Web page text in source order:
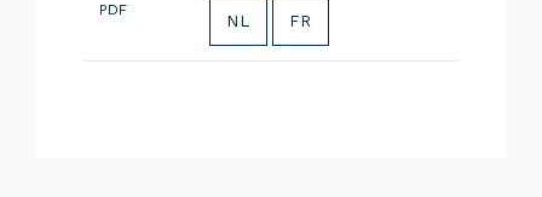
PDF
NL FR